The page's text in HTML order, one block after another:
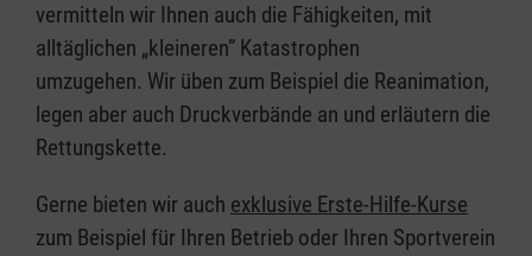
vermitteln wir Ihnen auch die Fähigkeiten, mit
alltäglichen „kleineren” Katastrophen
umzugehen. Wir üben zum Beispiel die Reanimation,
legen aber auch Druckverbände an und erläutern die
Rettungskette.
Gerne bieten wir auch exklusive Erste-Hilfe-Kurse
zum Beispiel für Ihren Betrieb oder Ihren Sportverein